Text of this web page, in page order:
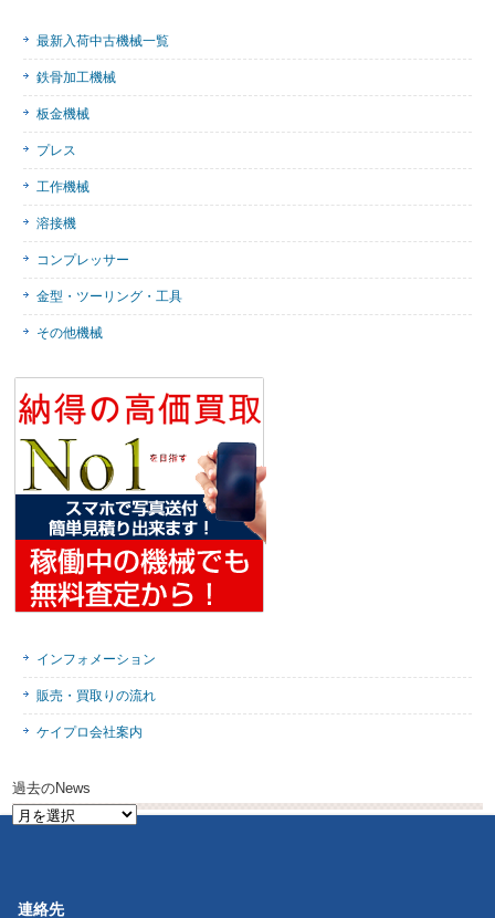
最新入荷中古機械一覧
鉄骨加工機械
板金機械
プレス
工作機械
溶接機
コンプレッサー
金型・ツーリング・工具
その他機械
インフォメーション
販売・買取りの流れ
ケイプロ会社案内
過去のNews
過
連絡先